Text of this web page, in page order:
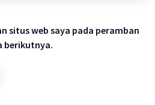
situs web saya pada peramban
berikutnya.